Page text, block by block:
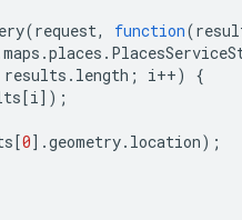
(request, function(
maps .places .
results . length ; i++)
{
[i]);
[0].geometry. location);